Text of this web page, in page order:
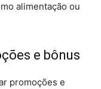
alimentação ou
e bônus
promoções e